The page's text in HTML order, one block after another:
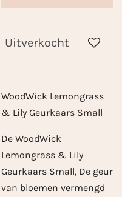
Uitverkocht
WoodWick Lemongrass
& Lily Geurkaars Small
De WoodWick
Lemongrass & Lily
Geurkaars Small, De geur
van bloemen vermengd